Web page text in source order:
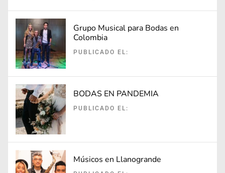
Grupo Musical para Bodas en
Colombia
PUBLICADO EL:
BODAS EN PANDEMIA
PUBLICADO EL:
Músicos en Llanogrande